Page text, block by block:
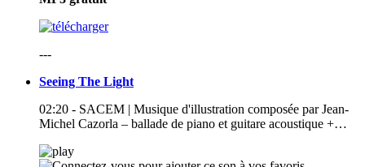
---
Seeing The Light
02:20 - SACEM | Musique d'illustration composée par Jean-
Michel Cazorla – ballade de piano et guitare acoustique +…